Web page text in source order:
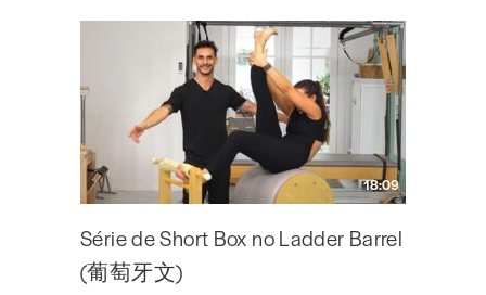
18:09
Série de Short Box no Ladder Barrel
(葡萄牙文)